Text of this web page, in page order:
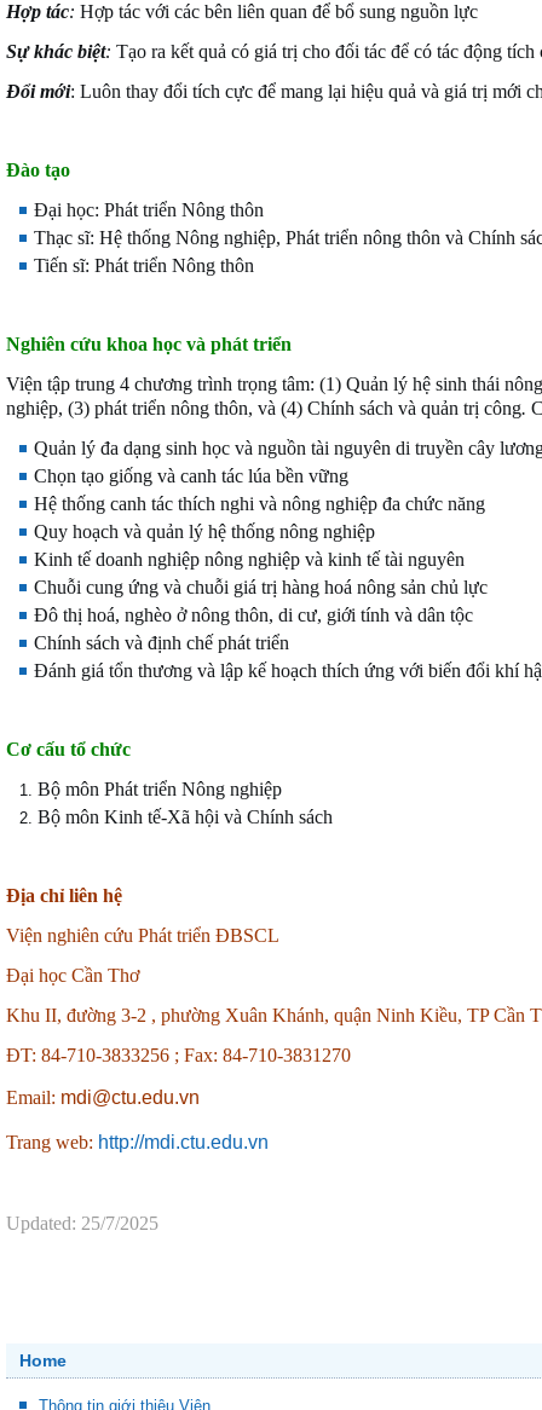
Hợp tác: Hợp tác với các bên liên quan để bổ sung nguồn lực
Sự khác biệt: Tạo ra kết quả có giá trị cho đối tác để có tác động tích
Đổi mới: Luôn thay đổi tích cực để mang lại hiệu quả và giá trị mới
Đào tạo
Đại học: Phát triển Nông thôn
Thạc sĩ: Hệ thống Nông nghiệp, Phát triển nông thôn và Chính
Tiến sĩ: Phát triển Nông thôn
Nghiên cứu khoa học và phát triển
Viện tập trung 4 chương trình trọng tâm: (1) Quản lý hệ sinh thái
nghiệp, (3) phát triển nông thôn, và (4) Chính sách và quản trị công.
Quản lý đa dạng sinh học và nguồn tài nguyên di truyền cây
Chọn tạo giống và canh tác lúa bền vững
Hệ thống canh tác thích nghi và nông nghiệp đa chức năng
Quy hoạch và quản lý hệ thống nông nghiệp
Kinh tế doanh nghiệp nông nghiệp và kinh tế tài nguyên
Chuỗi cung ứng và chuỗi giá trị hàng hoá nông sản chủ lực
Đô thị hoá, nghèo ở nông thôn, di cư, giới tính và dân tộc
Chính sách và định chế phát triển
Đánh giá tổn thương và lập kế hoạch thích ứng với biến đổi khí
Cơ cấu tổ chức
Bộ môn Phát triển Nông nghiệp
Bộ môn Kinh tế-Xã hội và Chính sách
Địa chỉ liên hệ
Viện nghiên cứu Phát triển ĐBSCL
Đại học Cần Thơ
Khu II, đường 3-2 , phường Xuân Khánh, quận Ninh Kiều, TP Cần
ĐT: 84-710-3833256 ; Fax: 84-710-3831270
Email: mdi@ctu.edu.vn
Trang web: http://mdi.ctu.edu.vn
Updated: 25/7/2025
Home
Thông tin giới thiệu Viện